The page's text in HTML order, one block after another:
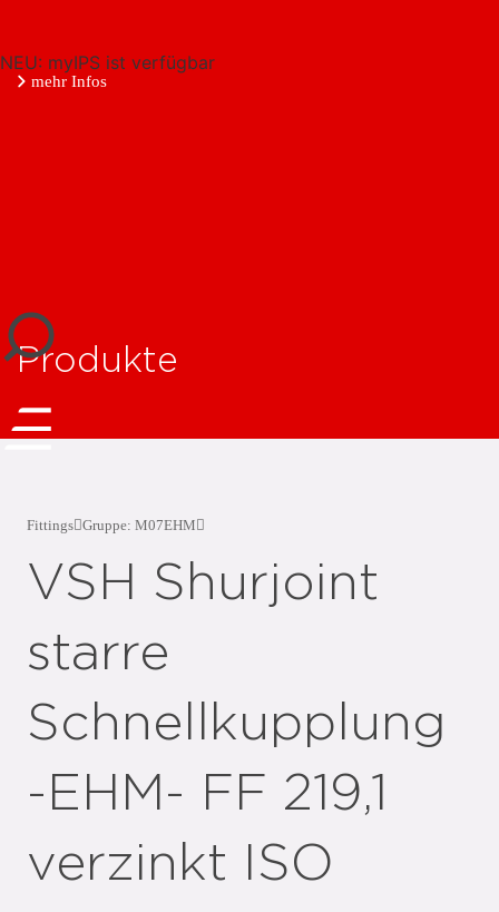
NEU: myIPS ist verfügbar
mehr Infos
Produkte
Fittings Gruppe: M07EHM
VSH Shurjoint
starre
Schnellkupplung
-EHM- FF 219,1
verzinkt ISO